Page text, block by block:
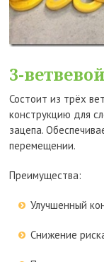
3-
Состоит из трёх
конструкцию для
зацепа.
перемещении.
Преимущества:
Улучшенный
Снижение